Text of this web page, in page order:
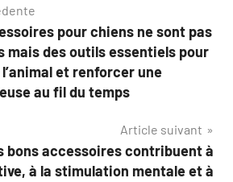
pour chiens ne sont pas
mais des outils essentiels pour
et renforcer une
au fil du temps
Article suivant
bons accessoires contribuent à
à la stimulation mentale et à